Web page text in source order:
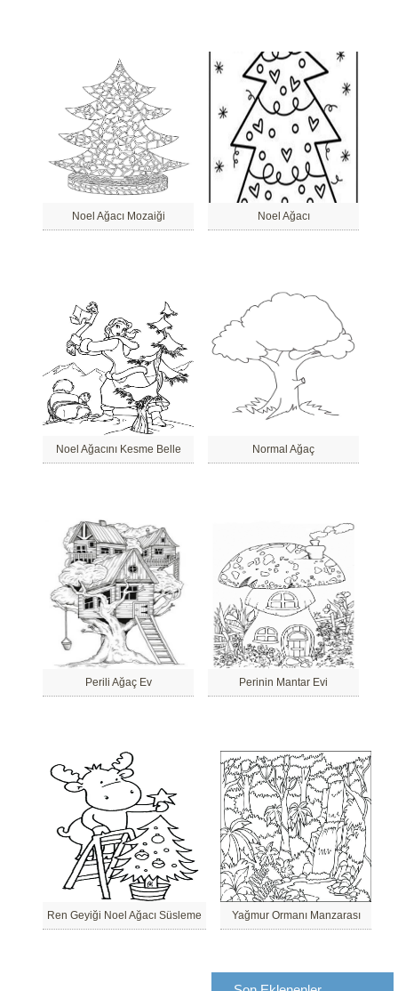
Noel Ağacı Mozaiği Noel Ağacı
Noel Ağacını Kesme Belle Normal Ağaç
Perili Ağaç Ev Perinin Mantar Evi
Ren Geyiği Noel Ağacı Süsleme Yağmur Ormanı Manzarası